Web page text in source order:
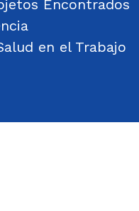
Encontrados
en el Trabajo